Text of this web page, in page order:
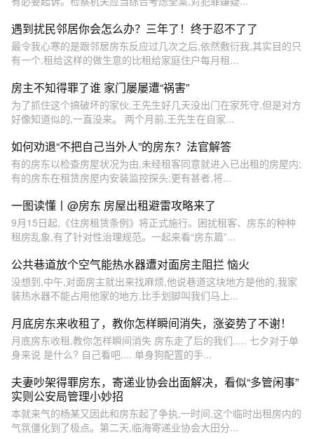
遇到扰民邻居你会怎么办？三年了！终于忍不了了
最令我心寒的是跟邻居房东反应过几次之后,依然敷衍我,其实目的只
有一个,租给这样的做生意的比租给家庭住户每月租...
房主不知得罪了谁 家门屡屡遭“祸害”
为了抓住这个搞破坏的家伙,王先生好几天没出门在家死守,但是对方
好像知道似的,一直没来。 两个月前,王先生在自家...
如何劝退“不把自己当外人”的房东？法官解答
有的房东以检查房屋状况为由,未经租客同意就进入已出租的房屋内;
有的房东在租赁房屋内安装监控探头;更有甚者,将...
一图读懂丨@房东 房屋出租避雷攻略来了
9月15日起,《住房租赁条例》将正式施行。困扰租客、房东的种种
租房乱象,有了针对性治理规范。一起来看“房东篇”...
公共巷道放个空气能热水器遭对面房主阻拦 恼火
没想到,中午,对面房主就出来找麻烦,他说巷道这块地方是他的,我家
装热水器不能占用他家的地方,比手划脚叫我们马上...
月底房东来收租了，教你怎样瞬间消失，涨姿势了不谢！
月底房东收租,教你怎样瞬间消失 房东走了后的我们..... 七夕对于单
身来说 是什么? 自己看吧.... 单身狗配置的手...
夫妻吵架得罪房东，寄递业协会出面解决，看似“多管闲事”
实则公安局管理小妙招
本就来气的杨某又因此和房东起了争执,一时间,这个临时出租房内的
气氛僵化到了极点。第二天,临海寄递业协会大田分...